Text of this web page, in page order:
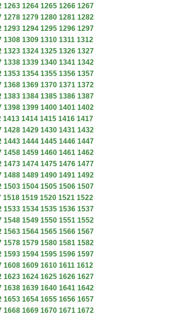
1263 1264 1265 1266 1267
1278 1279 1280 1281 1282
1293 1294 1295 1296 1297
1308 1309 1310 1311 1312
1323 1324 1325 1326 1327
1338 1339 1340 1341 1342
1353 1354 1355 1356 1357
1368 1369 1370 1371 1372
1383 1384 1385 1386 1387
1398 1399 1400 1401 1402
1413 1414 1415 1416 1417
1428 1429 1430 1431 1432
1443 1444 1445 1446 1447
1458 1459 1460 1461 1462
1473 1474 1475 1476 1477
1488 1489 1490 1491 1492
1503 1504 1505 1506 1507
1518 1519 1520 1521 1522
1533 1534 1535 1536 1537
1548 1549 1550 1551 1552
1563 1564 1565 1566 1567
1578 1579 1580 1581 1582
1593 1594 1595 1596 1597
1608 1609 1610 1611 1612
1623 1624 1625 1626 1627
1638 1639 1640 1641 1642
1653 1654 1655 1656 1657
1668 1669 1670 1671 1672